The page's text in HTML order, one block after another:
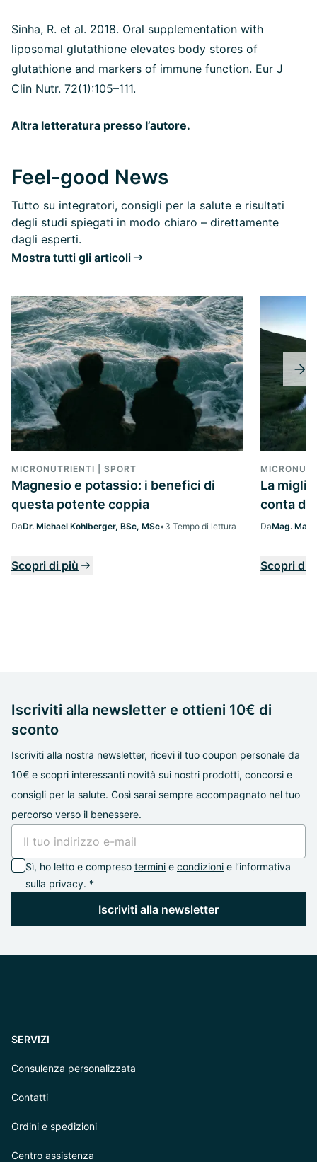
Sinha, R. et al. 2018. Oral supplementation with
liposomal glutathione elevates body stores of
glutathione and markers of immune function. Eur J
Clin Nutr. 72(1):105–111.
Altra letteratura presso l’autore.
Feel-good News
Tutto su integratori, consigli per la salute e risultati
degli studi spiegati in modo chiaro – direttamente
dagli esperti.
Mostra tutti gli articoli
MICRONUTRIENTI | SPORT
Magnesio e potassio: i benefici di
questa potente coppia
DaDr. Michael Kohlberger, BSc, MSc•3 Tempo di lettura
Scopri di più
La
conta
DaMag.
Scopri di
Iscriviti alla newsletter e ottieni 10€ di
sconto
Iscriviti alla nostra newsletter, ricevi il tuo coupon personale da
10€ e scopri interessanti novità sui nostri prodotti, concorsi e
consigli per la salute. Così sarai sempre accompagnato nel tuo
percorso verso il benessere.
Sì, ho letto e compreso termini e condizioni e l’informativa
sulla privacy. *
Iscriviti alla newsletter
SERVIZI
Consulenza personalizzata
Contatti
Ordini e spedizioni
Centro assistenza